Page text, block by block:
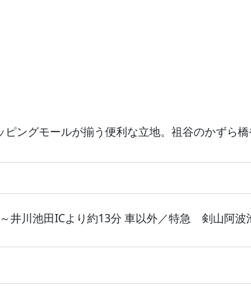
ングモールが揃う便利な立地。祖谷のかずら
井川池田ICより約13分 車以外／特急 剣山阿